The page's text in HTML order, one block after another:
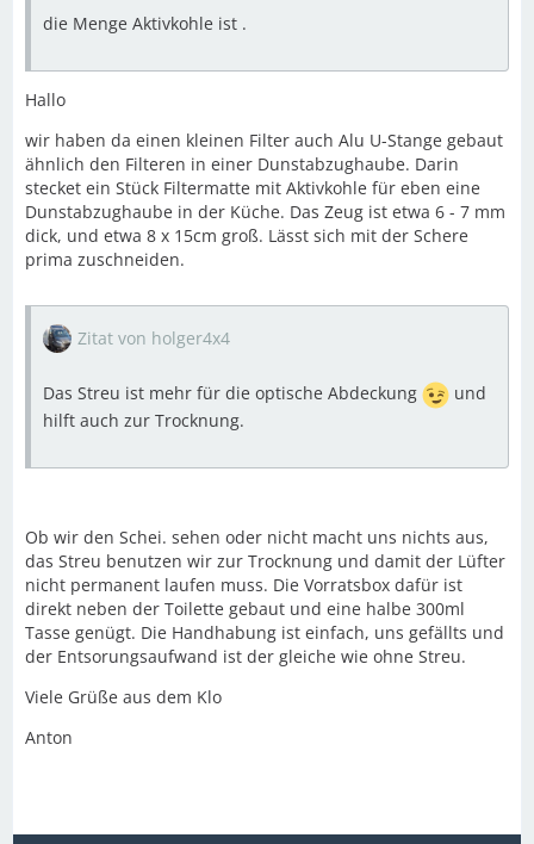
die Menge Aktivkohle ist .
Hallo
wir haben da einen kleinen Filter auch Alu U-Stange gebaut
ähnlich den Filteren in einer Dunstabzughaube. Darin
stecket ein Stück Filtermatte mit Aktivkohle für eben eine
Dunstabzughaube in der Küche. Das Zeug ist etwa 6 - 7 mm
dick, und etwa 8 x 15cm groß. Lässt sich mit der Schere
prima zuschneiden.
Zitat von holger4x4
Das Streu ist mehr für die optische Abdeckung
und
hilft auch zur Trocknung.
Ob wir den Schei. sehen oder nicht macht uns nichts aus,
das Streu benutzen wir zur Trocknung und damit der Lüfter
nicht permanent laufen muss. Die Vorratsbox dafür ist
direkt neben der Toilette gebaut und eine halbe 300ml
Tasse genügt. Die Handhabung ist einfach, uns gefällts und
der Entsorungsaufwand ist der gleiche wie ohne Streu.
Viele Grüße aus dem Klo
Anton